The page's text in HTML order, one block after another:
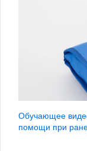
Обучающее
помощи при